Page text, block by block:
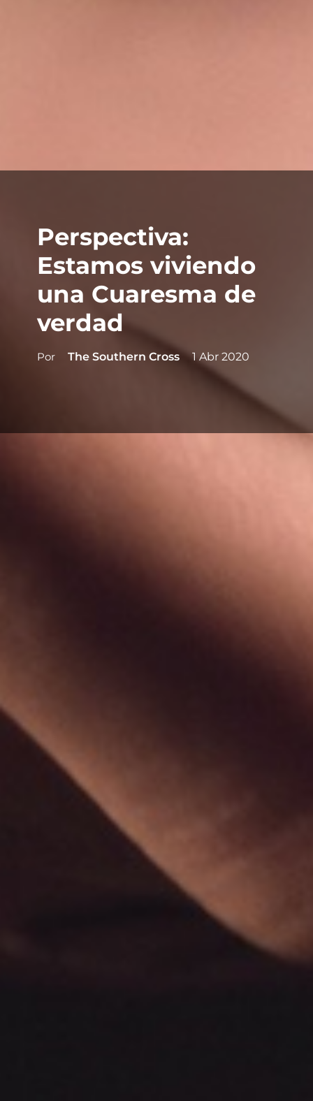
Perspectiva:
Estamos viviendo
una Cuaresma de
verdad
Por The Southern Cross 1 Abr 2020